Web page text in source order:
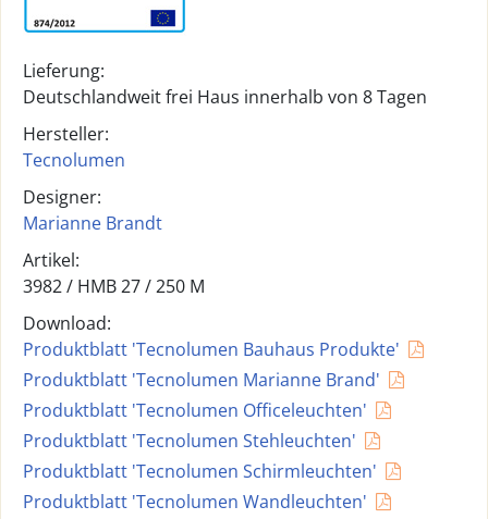
Lieferung:
Deutschlandweit frei Haus innerhalb von 8 Tagen
Hersteller:
Tecnolumen
Designer:
Marianne Brandt
Artikel:
3982 / HMB 27 / 250 M
Download:
Produktblatt 'Tecnolumen Bauhaus Produkte'
Produktblatt 'Tecnolumen Marianne Brand'
Produktblatt 'Tecnolumen Officeleuchten'
Produktblatt 'Tecnolumen Stehleuchten'
Produktblatt 'Tecnolumen Schirmleuchten'
Produktblatt 'Tecnolumen Wandleuchten'